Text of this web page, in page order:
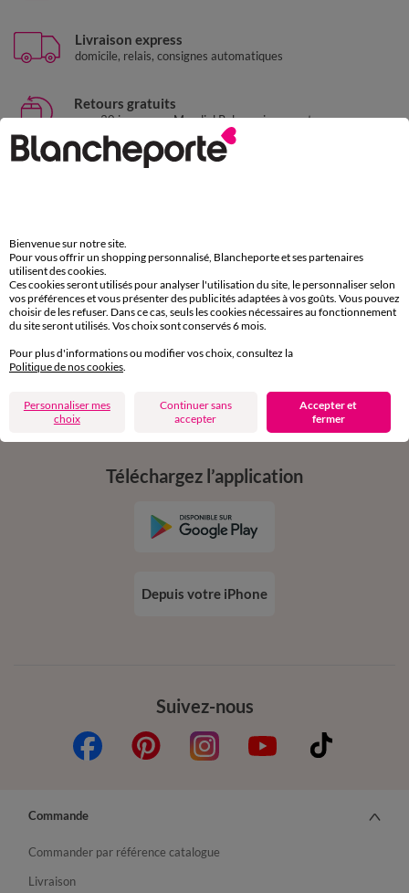
Livraison express
domicile, relais, consignes automatiques
Retours gratuits
sous 30 jours avec Mondial Relay uniquement
Service clients
11€ Offerts
en vous inscrivant à la newsletter
dès 20€ d’achat
conditions dans votre email de confirmation
Suivez-nous
Téléchargez l’application
Depuis votre iPhone
Commande
Commander par référence catalogue
Livraison
Bienvenue sur notre site.
Pour vous offrir un shopping personnalisé, Blancheporte et ses partenaires
utilisent des cookies.
Ces cookies seront utilisés pour analyser l'utilisation du site, le personnaliser selon
vos préférences et vous présenter des publicités adaptées à vos goûts. Vous pouvez
choisir de les refuser. Dans ce cas, seuls les cookies nécessaires au fonctionnement
du site seront utilisés. Vos choix sont conservés 6 mois.
Pour plus d'informations ou modifier vos choix, consultez la
Politique de nos cookies
Personnaliser mes
choix
Continuer sans
accepter
Accepter et
fermer